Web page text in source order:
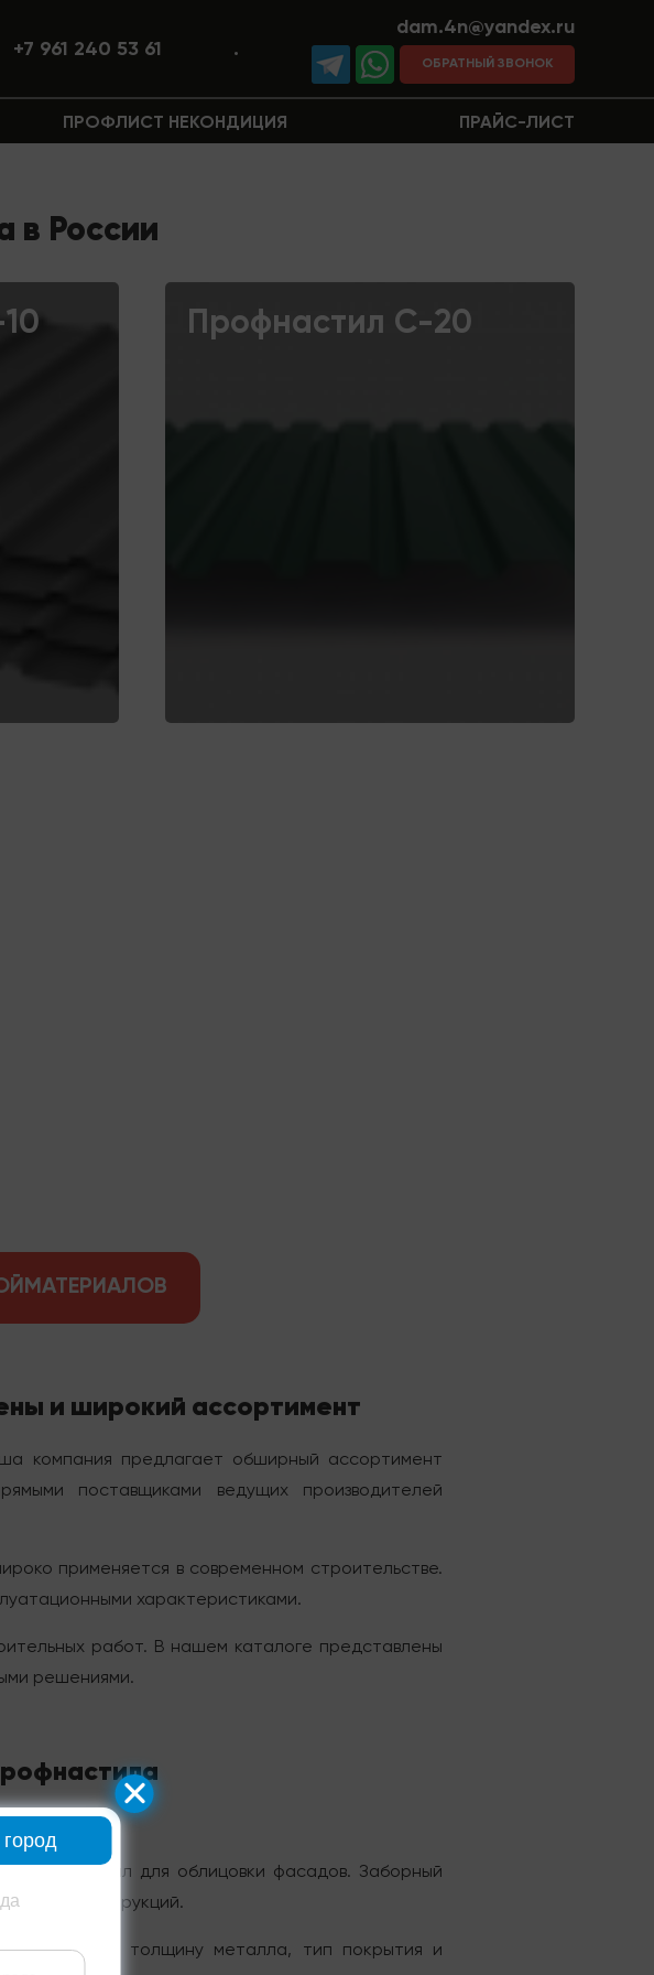
+7 961 240 53 61 .
dam.4n@yandex.ru
ОБРАТНЫЙ ЗВОНОК
ПРОФЛИСТ НЕКОНДИЦИЯ ПРАЙС-ЛИСТ
в России
Профнастил С-20
и широкий ассортимент
компания предлагает обширный ассортимент
поставщиками ведущих производителей
применяется в современном строительстве.
характеристиками.
работ. В нашем каталоге представлены
решениями.
профнастил для облицовки фасадов. Заборный
и конструкций.
волны, толщину металла, тип покрытия и